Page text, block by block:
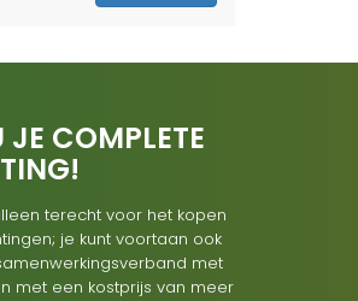
COMPLETE
terecht voor het kopen
je kunt voortaan ook
met
met een kostprijs van meer